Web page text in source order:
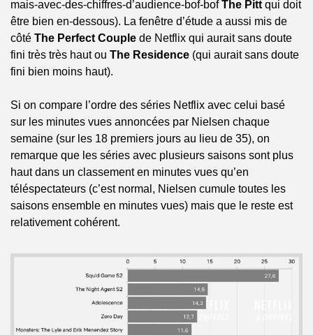
mais-avec-des-chiffres-d’audience-bof-bof The Pitt qui doit
être bien en-dessous). La fenêtre d’étude a aussi mis de
côté The Perfect Couple de Netflix qui aurait sans doute
fini très très haut ou The Residence (qui aurait sans doute
fini bien moins haut).
Si on compare l’ordre des séries Netflix avec celui basé
sur les minutes vues annoncées par Nielsen chaque
semaine (sur les 18 premiers jours au lieu de 35), on
remarque que les séries avec plusieurs saisons sont plus
haut dans un classement en minutes vues qu’en
téléspectateurs (c’est normal, Nielsen cumule toutes les
saisons ensemble en minutes vues) mais que le reste est
relativement cohérent.